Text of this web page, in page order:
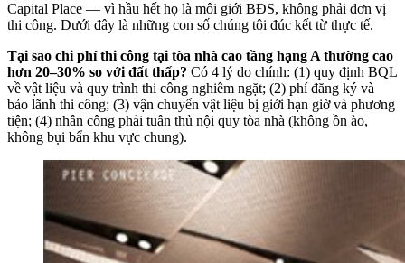
Capital Place — vì hầu hết họ là môi giới BĐS, không phải đơn vị
thi công. Dưới đây là những con số chúng tôi đúc kết từ thực tế.
Tại sao chi phí thi công tại tòa nhà cao tầng hạng A thường cao
hơn 20–30% so với đất thấp? Có 4 lý do chính: (1) quy định BQL
về vật liệu và quy trình thi công nghiêm ngặt; (2) phí đăng ký và
bảo lãnh thi công; (3) vận chuyển vật liệu bị giới hạn giờ và phương
tiện; (4) nhân công phải tuân thủ nội quy tòa nhà (không ồn ào,
không bụi bẩn khu vực chung).